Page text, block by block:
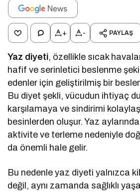
+ - PAYLAŞ
Yaz diyeti, özellikle sıcak
hafif ve serinletici beslenme
edenler için geliştirilmiş bir
Bu diyet şekli, vücudun ihtiyaç
karşılamaya ve sindirimi
besinlerden oluşur. Yaz
aktivite ve terleme nedeniyle
da önemli hale gelir.
Bu nedenle yaz diyeti yalnızca
değil, aynı zamanda sağlıklı